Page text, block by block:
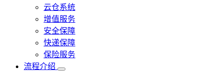
云仓系统
增值服务
安全保障
快递保障
保险服务
流程介绍